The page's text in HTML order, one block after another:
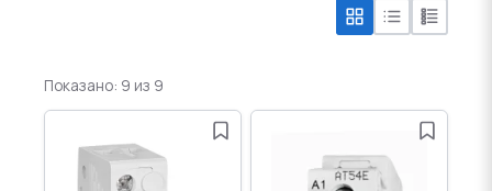
Показано: 9 из 9